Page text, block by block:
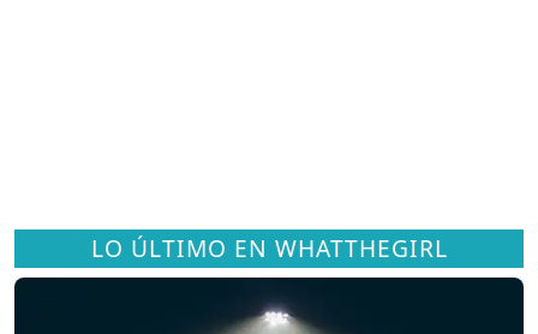
LO ÚLTIMO EN WHATTHEGIRL